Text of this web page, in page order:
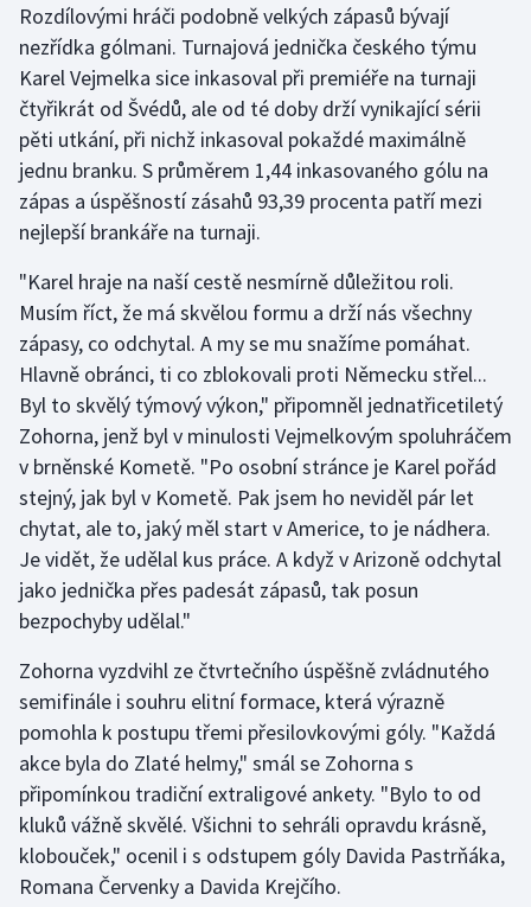
Plážový volejbal
Ragby
Rychlobruslení
Rychlostní kanoistika
Short track
Sportovní střelba
Stolní tenis
Triatlon
Veslování
Vodní slalom
Volejbal
Ostatní
Rozdílovými hráči podobně velkých zápasů bývají
nezřídka gólmani. Turnajová jednička českého týmu
Karel Vejmelka sice inkasoval při premiéře na turnaji
čtyřikrát od Švédů, ale od té doby drží vynikající sérii
pěti utkání, při nichž inkasoval pokaždé maximálně
jednu branku. S průměrem 1,44 inkasovaného gólu na
zápas a úspěšností zásahů 93,39 procenta patří mezi
nejlepší brankáře na turnaji.
"Karel hraje na naší cestě nesmírně důležitou roli.
Musím říct, že má skvělou formu a drží nás všechny
zápasy, co odchytal. A my se mu snažíme pomáhat.
Hlavně obránci, ti co zblokovali proti Německu střel...
Byl to skvělý týmový výkon," připomněl jednatřicetiletý
Zohorna, jenž byl v minulosti Vejmelkovým spoluhráčem
v brněnské Kometě. "Po osobní stránce je Karel pořád
stejný, jak byl v Kometě. Pak jsem ho neviděl pár let
chytat, ale to, jaký měl start v Americe, to je nádhera.
Je vidět, že udělal kus práce. A když v Arizoně odchytal
jako jednička přes padesát zápasů, tak posun
bezpochyby udělal."
Zohorna vyzdvihl ze čtvrtečního úspěšně zvládnutého
semifinále i souhru elitní formace, která výrazně
pomohla k postupu třemi přesilovkovými góly. "Každá
akce byla do Zlaté helmy," smál se Zohorna s
připomínkou tradiční extraligové ankety. "Bylo to od
kluků vážně skvělé. Všichni to sehráli opravdu krásně,
klobouček," ocenil i s odstupem góly Davida Pastrňáka,
Romana Červenky a Davida Krejčího.